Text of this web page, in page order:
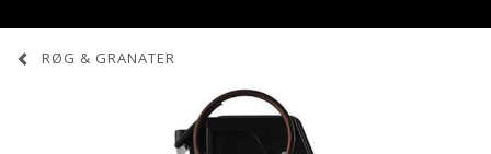
RØG & GRANATER